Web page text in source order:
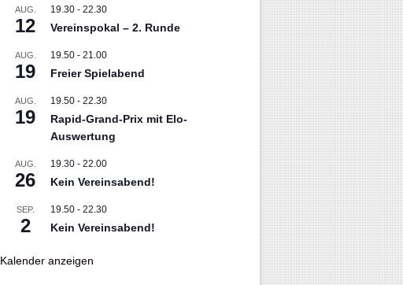
AUG.
12
19.30 - 22.30
Vereinspokal – 2. Runde
AUG.
19
19.50 - 21.00
Freier Spielabend
AUG.
19
19.50 - 22.30
Rapid-Grand-Prix mit Elo-
Auswertung
AUG.
26
19.30 - 22.00
Kein Vereinsabend!
SEP.
2
19.50 - 22.30
Kein Vereinsabend!
Kalender anzeigen